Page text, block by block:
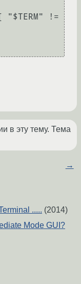
!=
в эту тему. Тема
→
..... (2014)
Mode GUI?